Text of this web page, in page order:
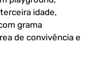
idade,
grama
de convivência e